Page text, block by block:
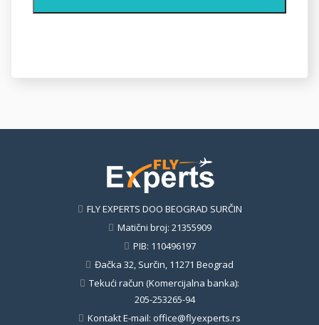
FLY EXPERTS DOO BEOGRAD SURČIN
Matični broj: 21355909
PIB: 110496197
Đačka 32, Surčin, 11271 Beograd
Tekući račun (Komercijalna banka):
205-253265-94
Kontakt E-mail: office@flyexperts.rs